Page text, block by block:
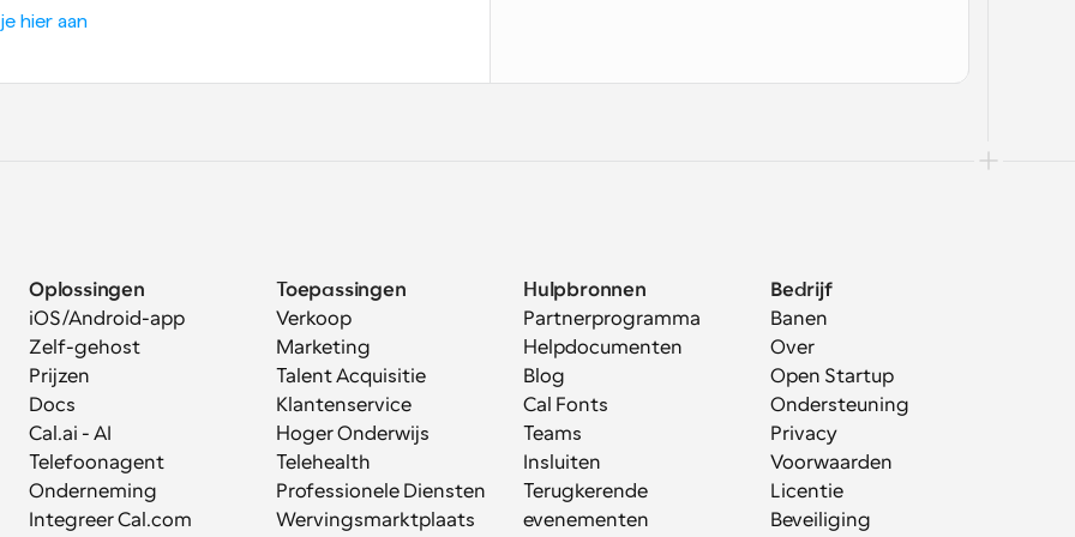
hier aan
Oplossingen
iOS/Android-app
Zelf-gehost
Prijzen
Docs
Cal.ai - AI
Telefoonagent
Onderneming
Integreer Cal.com
Toepassingen
Verkoop
Marketing
Talent Acquisitie
Klantenservice
Hoger Onderwijs
Telehealth
Professionele Diensten
Wervingsmarktplaats
Hulpbronnen
Partnerprogramma
Helpdocumenten
Blog
Cal Fonts
Teams
Insluiten
Terugkerende
evenementen
Bedrijf
Banen
Over
Open Startup
Ondersteuning
Privacy
Voorwaarden
Licentie
Beveiliging